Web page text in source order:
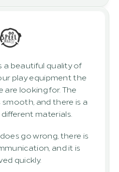
a beautiful quality of
play equipment the
are looking for. The
and there is a
materials.
go wrong, there is
and it is
quickly.